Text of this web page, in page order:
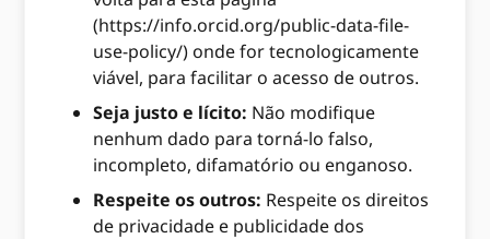
(https://info.orcid.org/public-data-file-
use-policy/) onde for tecnologicamente
viável, para facilitar o acesso de outros.
Seja justo e lícito: Não modifique
nenhum dado para torná-lo falso,
incompleto, difamatório ou enganoso.
Respeite os outros: Respeite os direitos
de privacidade e publicidade dos